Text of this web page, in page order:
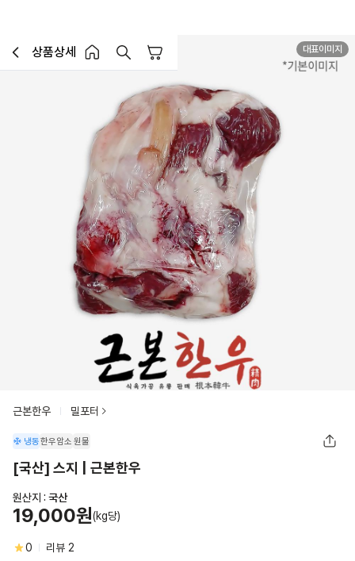
이전페이지로 이동
상품상세
홈 버튼홈 장바구니
대표이미지
근본한우 밀포터
냉동한우암소 원물
[국산] 스지 | 근본한우
원산지 : 국산
19,000원(kg당)
0 리뷰 2